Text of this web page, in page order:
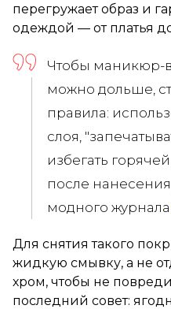
перегружает образ и
одеждой — от платья
Чтобы маникюр-
можно дольше,
правила:
слоя,
избегать
после
модного журнала
Для снятия такого
жидкую смывку, а не
хром, чтобы не
последний совет: